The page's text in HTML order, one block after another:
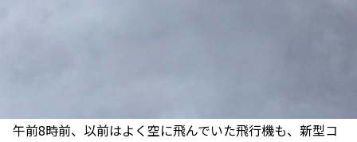
午前8時前、以前はよく空に飛んでいた飛行機も、新型コ